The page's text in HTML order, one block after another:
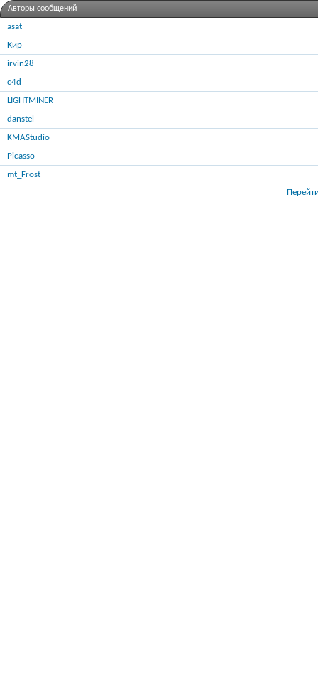
Авторы сообщений
asat
Кир
irvin28
c4d
LIGHTMINER
danstel
KMAStudio
Picasso
mt_Frost